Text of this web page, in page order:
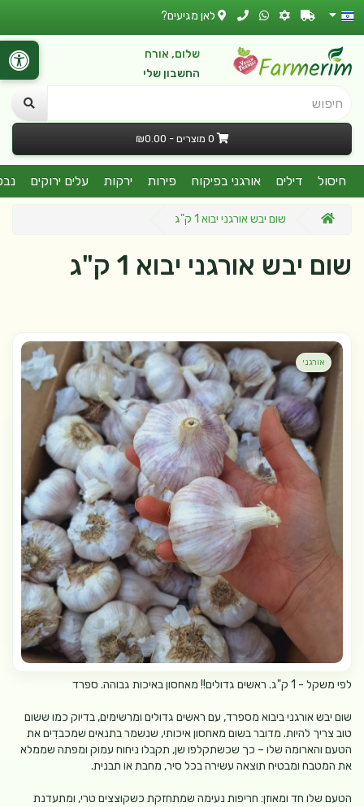
לאן מגיעים?
שלום, אורח
החשבון שלי
חיפוש
0 מוצרים - ₪0.00
חיסול דילים אורגני בפיקוח פירות ירקות עלים ירוקים
שום יבש אורגני יבוא 1 ק"ג
שום יבש אורגני יבוא 1 ק"ג
אורגני
לפי משקל - 1 ק"ג. ראשים גדולים!! מאחסון באיכות גבוהה. ספרד
שום יבש אורגני ביבוא מספרד, עם ראשים גדולים ומרשימים, בדיוק כמו ששום
טוב צריך להיות. מדובר בשום מאחסון איכותי, שנשמר בתנאים שמכבדִים את
הטעם והארומה שלו – כך שכשתקלפו שן, תקבלו ניחוח עמוק ומפתה שממלא
את המטבח ומבטיח תוצאה עשירה בכל סיר, מחבת או תבנית.
הטעם שלו חד ומאוזן: חריפות נעימה שמתחזקת כשקוצצים טרי, ומתעדנת